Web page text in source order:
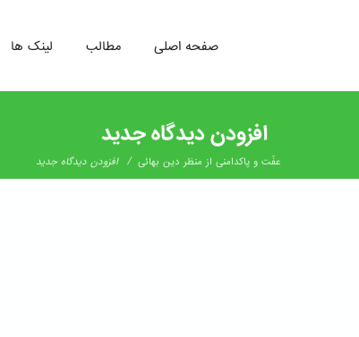
رفتن
لینک ها مطالب صفحه اصلی
افزودن دیدگاه جدید
عفّت و پاکدامنی از منظر دین بهائی / افزودن دیدگاه جدید